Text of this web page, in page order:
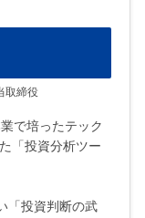
取締役
で培ったテック
「投資分析ツー
「投資判断の武